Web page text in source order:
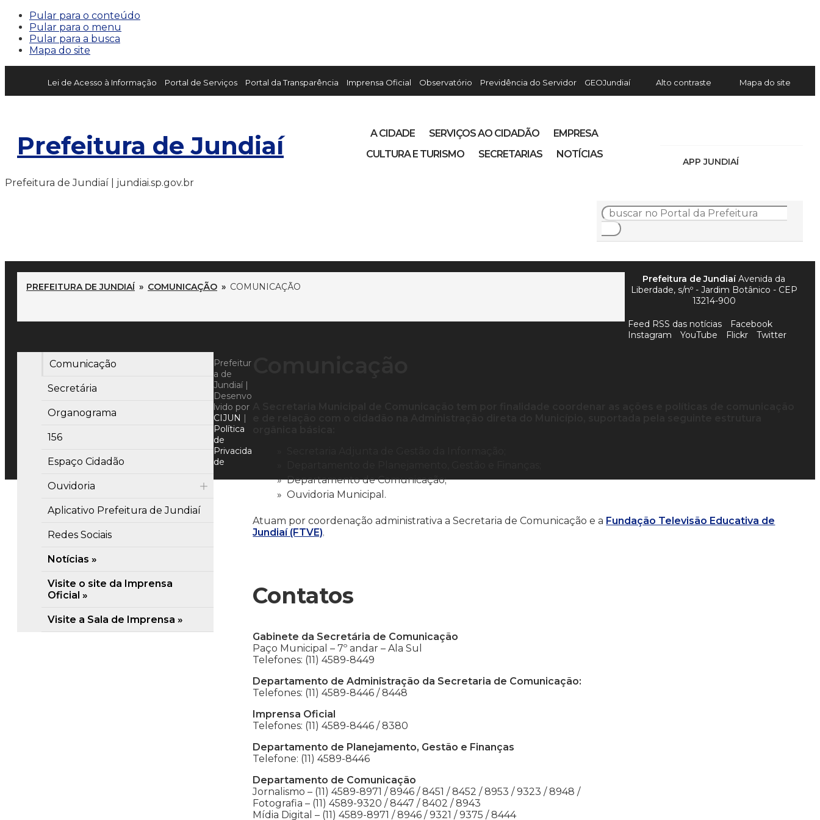
Pular para o conteúdo
Pular para o menu
Pular para a busca
Mapa do site
Lei de Acesso à Informação Portal de Serviços Portal da Transparência Imprensa Oficial Observatório Previdência do Servidor GEOJundiaí Alto contraste Mapa do site
Prefeitura de Jundiaí
APP JUNDIAÍ
A CIDADE SERVIÇOS AO CIDADÃO
EMPRESA
CULTURA E TURISMO
SECRETARIAS NOTÍCIAS
Prefeitura de Jundiaí | jundiai.sp.gov.br
PREFEITURA DE JUNDIAÍ » COMUNICAÇÃO » COMUNICAÇÃO
Comunicação
Secretária
Organograma
156
Espaço Cidadão
Ouvidoria
Aplicativo Prefeitura de Jundiaí
Redes Sociais
Notícias
Visite o site da Imprensa
Oficial
Visite a Sala de Imprensa
Departamento de Comunicação;
Ouvidoria Municipal.
Atuam por coordenação administrativa a Secretaria de Comunicação e a Fundação Televisão Educativa de
Jundiaí (FTVE).
Contatos
Gabinete da Secretária de Comunicação
Paço Municipal – 7º andar – Ala Sul
Telefones: (11) 4589-8449
Departamento de Administração da Secretaria de Comunicação:
Telefones: (11) 4589-8446 / 8448
Imprensa Oficial
Telefones: (11) 4589-8446 / 8380
Departamento de Planejamento, Gestão e Finanças
Telefone: (11) 4589-8446
Departamento de Comunicação
Jornalismo – (11) 4589-8971 / 8946 / 8451 / 8452 / 8953 / 9323 / 8948 /
Fotografia – (11) 4589-9320 / 8447 / 8402 / 8943
Mídia Digital – (11) 4589-8971 / 8946 / 9321 / 9375 / 8444
Prefeitura de JundiaíAvenida da
Liberdade, s/nº - Jardim Botânico - CEP
13214-900
Feed RSS das notícias
Facebook
Instagram
YouTube Flickr Twitter
Prefeitur
a de
Jundiaí |
Desenvo
lvido por
CIJUN |
Política
de
Privacida
de